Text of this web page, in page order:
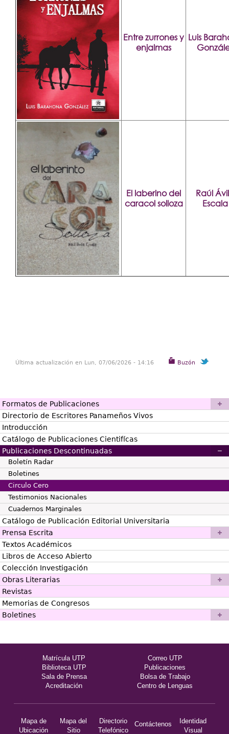
Entre zurrones y
enjalmas
Luis
El laberino del
caracol solloza
Raúl
Escala
Buzón
Última actualización en Lun, 07/06/2026 - 14:16
Formatos de Publicaciones
Directorio de Escritores Panameños Vivos
Introducción
Catálogo de Publicaciones Cientifícas
Publicaciones Descontinuadas
Boletín Radar
Boletines
Circulo Cero
Testimonios Nacionales
Cuadernos Marginales
Catálogo de Publicación Editorial Universitaria
Prensa Escrita
Textos Académicos
Libros de Acceso Abierto
Colección Investigación
Obras Literarias
Revistas
Memorias de Congresos
Boletines
Matrícula UTP
Correo UTP
Biblioteca UTP
Publicaciones
Sala de Prensa
Bolsa de Trabajo
Acreditación
Centro de Lenguas
Mapa de
Ubicación
Mapa del
Sitio
Directorio
Telefónico
Contáctenos
Identidad
Visual